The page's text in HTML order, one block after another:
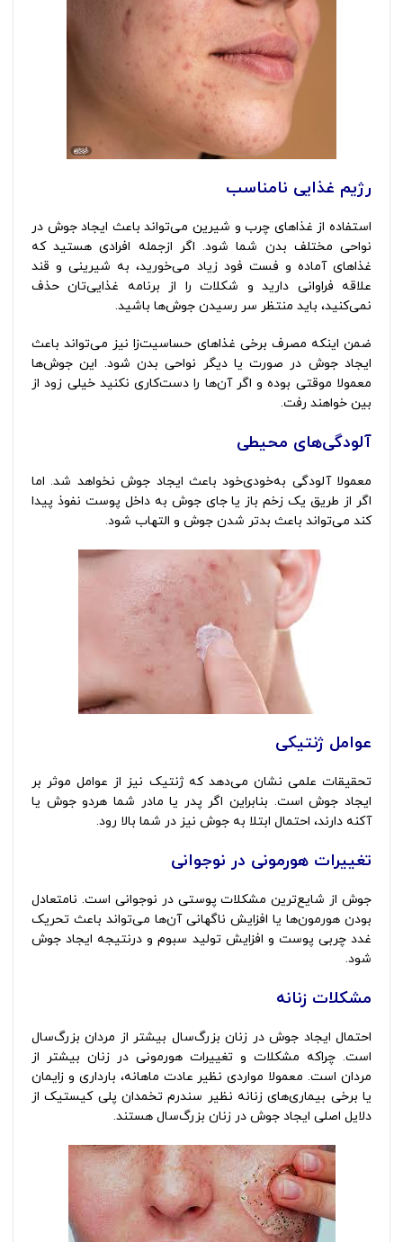
رژیم غذایی نامناسب
استفاده از غذاهای چرب و شیرین می‌تواند باعث ایجاد جوش در
نواحی مختلف بدن شما شود. اگر ازجمله افرادی هستید که
غذاهای آماده و فست فود زیاد می‌خورید، به شیرینی و قند
علاقه فراوانی دارید و شکلات را از برنامه غذایی‌تان حذف
نمی‌کنید، باید منتظر سر رسیدن جوش‌ها باشید.
ضمن اینکه مصرف برخی غذاهای حساسیت‌زا نیز می‌تواند باعث
ایجاد جوش در صورت یا دیگر نواحی بدن شود. این جوش‌ها
معمولا موقتی بوده و اگر آن‌ها را دست‌کاری نکنید خیلی زود از
بین خواهند رفت.
آلودگی‌های محیطی
معمولا آلودگی به‌خودی‌خود باعث ایجاد جوش نخواهد شد. اما
اگر از طریق یک زخم باز یا جای جوش به داخل پوست نفوذ پیدا
کند می‌تواند باعث بدتر شدن جوش و التهاب شود.
عوامل ژنتیکی
تحقیقات علمی نشان می‌دهد که ژنتیک نیز از عوامل موثر بر
ایجاد جوش است. بنابراین اگر پدر یا مادر شما هردو جوش یا
آکنه دارند، احتمال ابتلا به جوش نیز در شما بالا رود.
تغییرات هورمونی در نوجوانی
جوش از شایع‌ترین مشکلات پوستی در نوجوانی است. نامتعادل
بودن هورمون‌ها یا افزایش ناگهانی آن‌ها می‌تواند باعث تحریک
غدد چربی پوست و افزایش تولید سبوم و درنتیجه ایجاد جوش
شود.
مشکلات زنانه
احتمال ایجاد جوش در زنان بزرگ‌سال بیشتر از مردان بزرگ‌سال
است. چراکه مشکلات و تغییرات هورمونی در زنان بیشتر از
مردان است. معمولا مواردی نظیر عادت ماهانه، بارداری و زایمان
یا برخی بیماری‌های زنانه نظیر سندرم تخمدان پلی کیستیک از
دلایل اصلی ایجاد جوش در زنان بزرگ‌سال هستند.